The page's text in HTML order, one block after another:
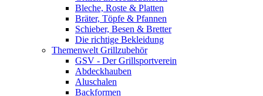
Bleche, Roste & Platten
Bräter, Töpfe & Pfannen
Schieber, Besen & Bretter
Die richtige Bekleidung
Themenwelt Grillzubehör
GSV - Der Grillsportverein
Abdeckhauben
Aluschalen
Backformen